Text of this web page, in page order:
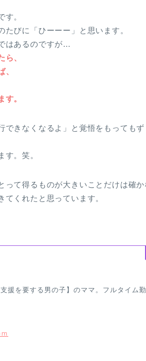
す。
びに「ひーーー」と思います。
はあるのですが…
ら、
、
す。
できなくなるよ」と覚悟をもってもず
す。笑。
って得るものが大きいことだけは確か
てくれたと思っています。
援を要する男の子】のママ。フルタイム